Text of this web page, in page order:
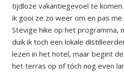
tijdloze vakantiegevoel te
ik gooi ze zo weer om en pas me
Stevige hike op het programma,
duik ik toch een lokale
lezen in het hotel, maar begint
het terras op of tóch nog even